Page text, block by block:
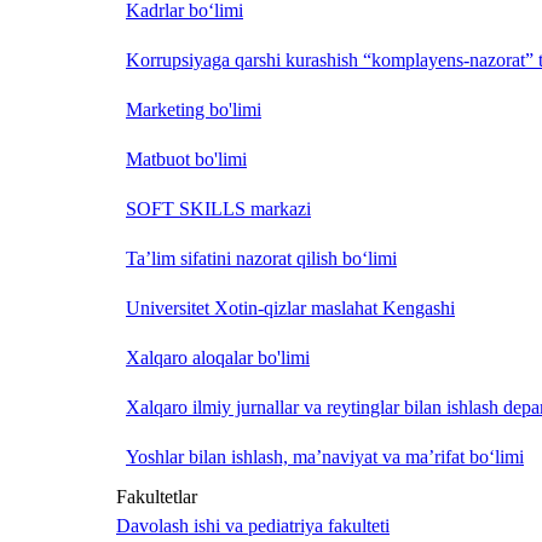
Kadrlar bo‘limi
Korrupsiyaga qarshi kurashish “komplayens-
Marketing bo'limi
Matbuot bo'limi
SOFT SKILLS markazi
Ta’lim sifatini nazorat qilish bo‘limi
Universitet Xotin-qizlar maslahat Kengashi
Xalqaro aloqalar bo'limi
Xalqaro ilmiy jurnallar va reytinglar bilan ishlash
Yoshlar bilan ishlash, ma’naviyat va ma’rifat bo‘limi
Fakultetlar
Davolash ishi va pediatriya fakulteti